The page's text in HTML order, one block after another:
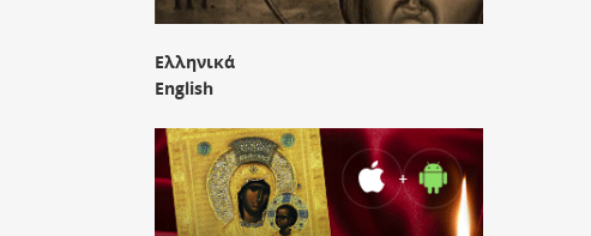
Ελληνικά
English